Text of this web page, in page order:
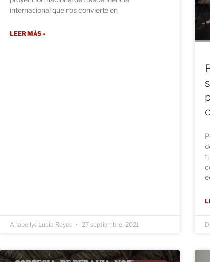
internacional que nos convierte en
LEER MÁS »
Anabellys Lucia Reyes 27 septiembre, 2021